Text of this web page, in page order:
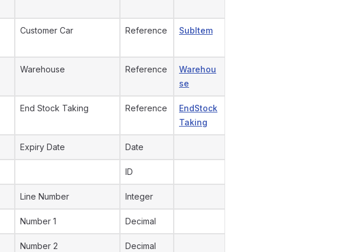
Customer Car Reference SubItem
Warehouse Reference
Warehou
se
End Stock Taking Reference
EndStock
Taking
Expiry Date Date
ID
Line Number Integer
Number 1 Decimal
Number 2 Decimal